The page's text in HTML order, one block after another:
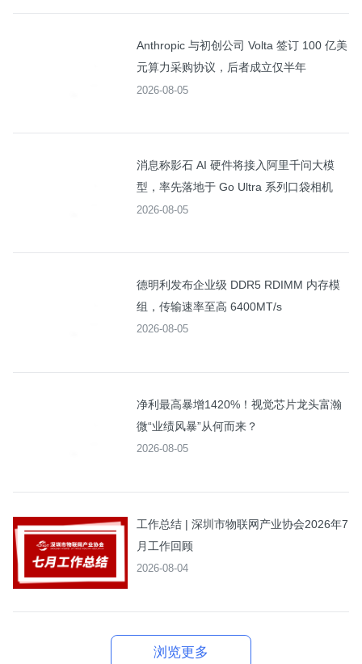
Anthropic 与初创公司 Volta 签订 100 亿美
元算力采购协议，后者成立仅半年
2026-08-05
消息称影石 AI 硬件将接入阿里千问大模
型，率先落地于 Go Ultra 系列口袋相机
2026-08-05
德明利发布企业级 DDR5 RDIMM 内存模
组，传输速率至高 6400MT/s
2026-08-05
净利最高暴增1420%！视觉芯片龙头富瀚
微“业绩风暴”从何而来？
2026-08-05
工作总结 | 深圳市物联网产业协会2026年7
月工作回顾
2026-08-04
浏览更多